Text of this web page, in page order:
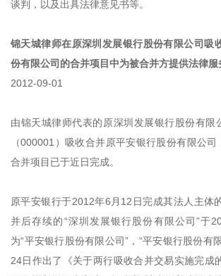
谈判，以及出具法律意见书等。
锦天城律师在原深圳发展银行股份有限公司吸
份有限公司的合并项目中为被合并方提供法律服
2012-09-01
由锦天城律师代表的原深圳发展银行股份有限
（000001）吸收合并原平安银行股份有限公司
合并项目已于近日完成。
原平安银行于2012年6月12日完成其法人主体
并后存续的“深圳发展银行股份有限公司”于
为“平安银行股份有限公司”，“平安银行股份有
24日作出了《关于两行吸收合并交易实施完成